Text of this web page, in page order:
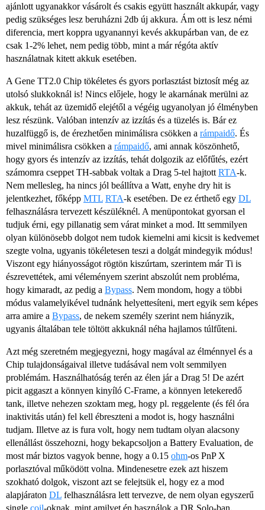
ajánlott ugyanakkor vásárolt és csakis együtt használt akkupár, vagy
pedig szükséges lesz beruházni 2db új akkura. Ám ott is lesz némi
diferencia, mert koppra ugyanannyi kevés akkupárban van, de ez
csak 1-2% lehet, nem pedig több, mint a már régóta aktív
használatnak kitett akkuk esetében.
A Gene TT2.0 Chip tökéletes és gyors porlasztást biztosít még az
utolsó slukkoknál is! Nincs előjele, hogy le akarnának merülni az
akkuk, tehát az üzemidő elejétől a végéig ugyanolyan jó élményben
lesz részünk. Valóban intenzív az izzítás és a tüzelés is. Bár ez
huzalfüggő is, de érezhetően minimálisra csökken a rámpaidő. És
mivel minimálisra csökken a rámpaidő, ami annak köszönhető,
hogy gyors és intenzív az izzítás, tehát dolgozik az előfűtés, ezért
számomra cseppet TH-sabbak voltak a Drag 5-tel hajtott RTA-k.
Nem mellesleg, ha nincs jól beállítva a Watt, enyhe dry hit is
jelentkezhet, főképp MTL RTA-k esetében. De ez érthető egy DL
felhasználásra tervezett készüléknél. A menüpontokat gyorsan el
tudjuk érni, egy pillanatig sem várat minket a mod. Itt semmilyen
olyan különösebb dolgot nem tudok kiemelni ami kicsit is kedvemet
szegte volna, ugyanis tökéletesen teszi a dolgát mindegyik módus!
Viszont egy hiányosságot rögtön kiszúrtam, szerintem már Ti is
észrevettétek, ami véleményem szerint abszolút nem probléma,
hogy kimaradt, az pedig a Bypass. Nem mondom, hogy a többi
módus valamelyikével tudnánk helyettesíteni, mert egyik sem képes
arra amire a Bypass, de nekem személy szerint nem hiányzik,
ugyanis általában tele töltött akkuknál néha hajlamos túlfűteni.
Azt még szeretném megjegyezni, hogy magával az élménnyel és a
Chip tulajdonságaival illetve tudásával nem volt semmilyen
problémám. Használhatóság terén az élen jár a Drag 5! De azért
picit aggaszt a könnyen kinyíló C-Frame, a könnyen letekeredő
tank, illetve nehezen szoktam meg, hogy pl. reggelente (és fél óra
inaktivitás után) fel kell ébreszteni a modot is, hogy használni
tudjam. Illetve az is fura volt, hogy nem tudtam olyan alacsony
ellenállást összehozni, hogy bekapcsoljon a Battery Evaluation, de
most már biztos vagyok benne, hogy a 0.15 ohm-os PnP X
porlasztóval működött volna. Mindenesetre ezek azt hiszem
szokható dolgok, viszont azt se felejtsük el, hogy ez a mod
alapjáraton DL felhasználásra lett tervezve, de nem olyan egyszerű
single coil-oknak, mint amilyet én használok a DR Solo-ban,